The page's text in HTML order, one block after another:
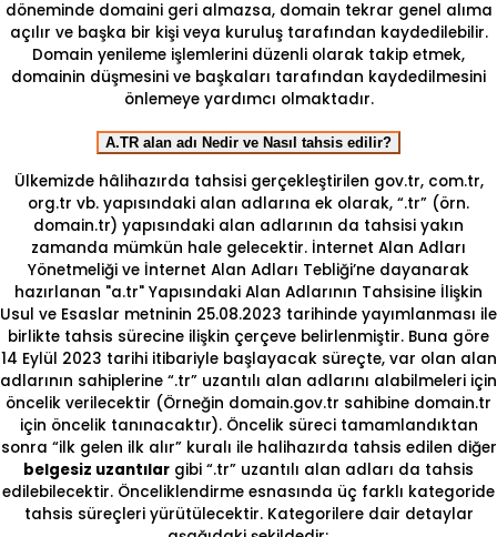
döneminde domaini geri almazsa, domain tekrar genel alıma
açılır ve başka bir kişi veya kuruluş tarafından kaydedilebilir.
Domain yenileme işlemlerini düzenli olarak takip etmek,
domainin düşmesini ve başkaları tarafından kaydedilmesini
önlemeye yardımcı olmaktadır.
A.TR alan adı Nedir ve Nasıl tahsis edilir?
Ülkemizde hâlihazırda tahsisi gerçekleştirilen gov.tr, com.tr,
org.tr vb. yapısındaki alan adlarına ek olarak, “.tr” (örn.
domain.tr) yapısındaki alan adlarının da tahsisi yakın
zamanda mümkün hale gelecektir. İnternet Alan Adları
Yönetmeliği ve İnternet Alan Adları Tebliği’ne dayanarak
hazırlanan "a.tr" Yapısındaki Alan Adlarının Tahsisine İlişkin
Usul ve Esaslar metninin 25.08.2023 tarihinde yayımlanması ile
birlikte tahsis sürecine ilişkin çerçeve belirlenmiştir. Buna göre
14 Eylül 2023 tarihi itibariyle başlayacak süreçte, var olan alan
adlarının sahiplerine “.tr” uzantılı alan adlarını alabilmeleri için
öncelik verilecektir (Örneğin domain.gov.tr sahibine domain.tr
için öncelik tanınacaktır). Öncelik süreci tamamlandıktan
sonra “ilk gelen ilk alır” kuralı ile halihazırda tahsis edilen diğer
belgesiz uzantılar gibi “.tr” uzantılı alan adları da tahsis
edilebilecektir. Önceliklendirme esnasında üç farklı kategoride
tahsis süreçleri yürütülecektir. Kategorilere dair detaylar